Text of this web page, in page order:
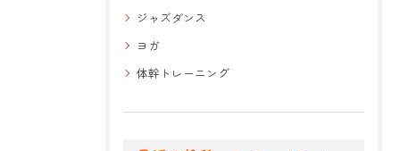
ジャズダンス
ヨガ
体幹トレーニング